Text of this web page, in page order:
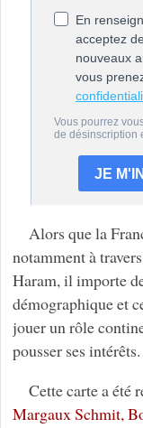
Alors que la
notamment à
Haram, il importe
démographique et
jouer un rôle
pousser ses intérêts.
Cette carte a été
Margaux Schmit,